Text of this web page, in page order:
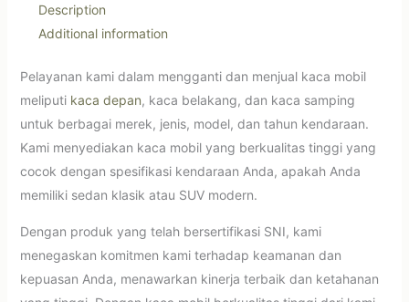
Description
Additional information
Pelayanan kami dalam mengganti dan menjual kaca mobil
meliputi kaca depan, kaca belakang, dan kaca samping
untuk berbagai merek, jenis, model, dan tahun kendaraan.
Kami menyediakan kaca mobil yang berkualitas tinggi yang
cocok dengan spesifikasi kendaraan Anda, apakah Anda
memiliki sedan klasik atau SUV modern.
Dengan produk yang telah bersertifikasi SNI, kami
menegaskan komitmen kami terhadap keamanan dan
kepuasan Anda, menawarkan kinerja terbaik dan ketahanan